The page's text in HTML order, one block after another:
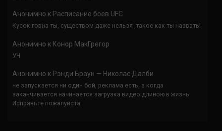
Анонимно к Расписание боев UFC
Кусок говна ты, существом даже нельзя ,такое как ты назвать!
Анонимно к Конор МакГрегор
УЧ
Анонимно к Рэнди Браун — Николас Далби
не запускается ни один бой, реклама есть, а когда
заканчивается начинается загрузка видео длиною в жизнь.
Исправьте пожалуйста